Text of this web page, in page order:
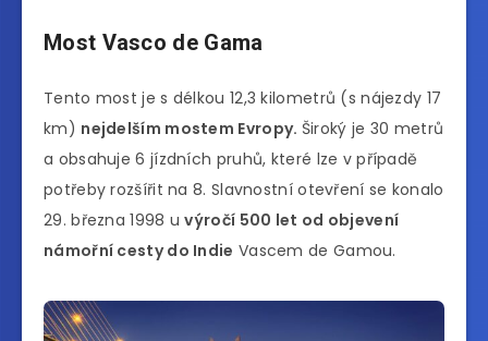
Most Vasco de Gama
Tento most je s délkou 12,3 kilometrů (s nájezdy 17
km) nejdelším mostem Evropy. Široký je 30 metrů
a obsahuje 6 jízdních pruhů, které lze v případě
potřeby rozšířit na 8. Slavnostní otevření se konalo
29. března 1998 uvýročí 500 let od objevení
námořní cesty do Indie Vascem de Gamou.